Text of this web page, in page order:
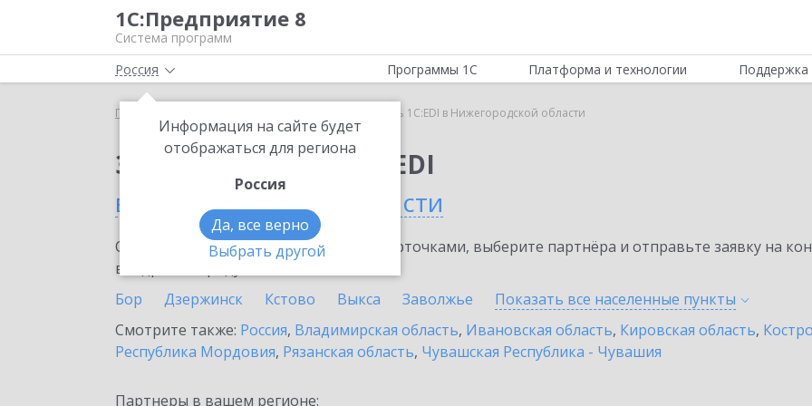
1С:Предприятие 8
Система программ
Россия
Информация на сайте будет
отображаться для региона
Россия
Да, все верно
Выбрать другой
Программы 1С Платформа и технологии Поддержка
Главная Модуль 1C:EDI в Нижегородской области
Заказать Модуль 1C:EDI
в Нижегородской области
Ознакомьтесь с информационными карточками, выберите партнёра и отправьте заявку на
внедрение продукта.
Бор
Дзержинск Кстово Выкса Заволжье Показать все населенные пункты
Смотрите также: Россия, Владимирская область, Ивановская область, Кировская область,
Республика Мордовия, Рязанская область, Чувашская Республика - Чувашия
Партнеры в вашем регионе: